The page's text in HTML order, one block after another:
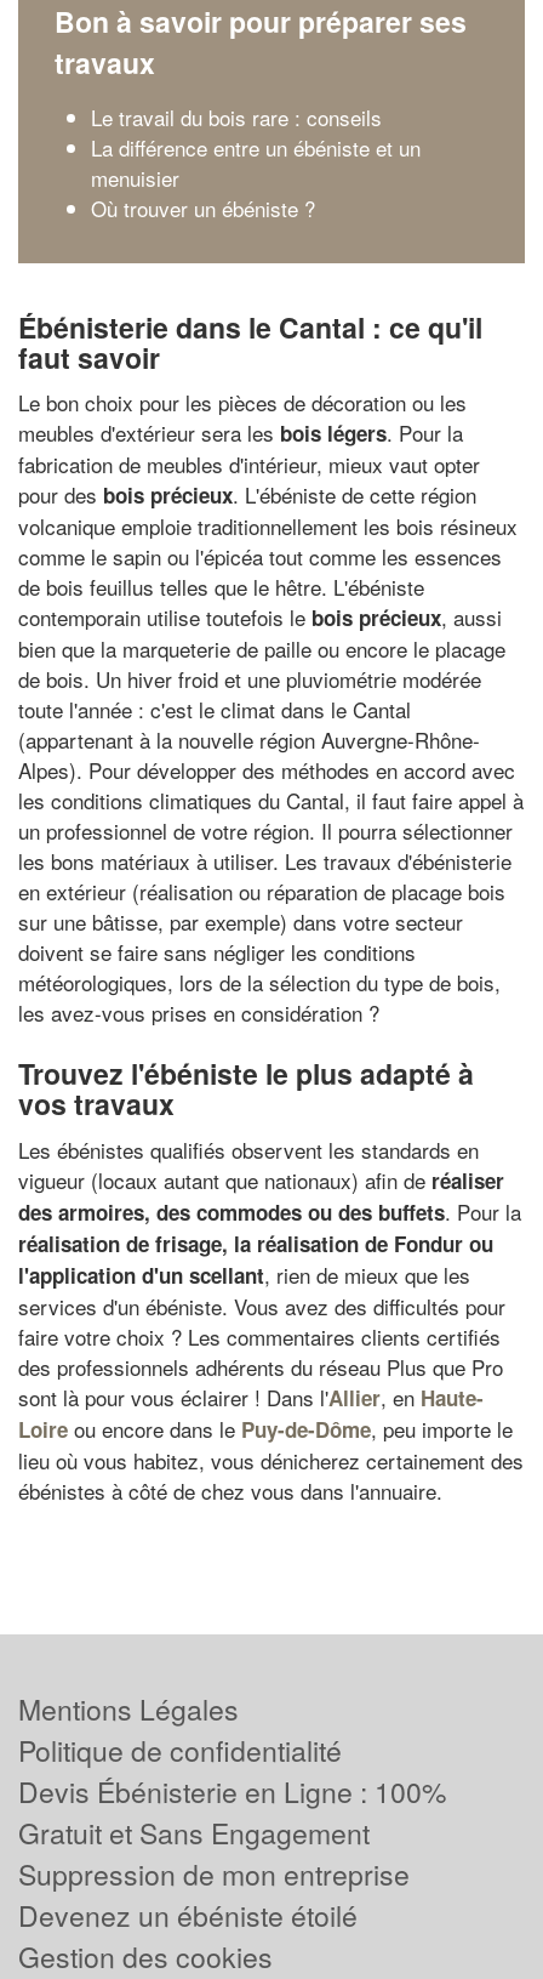
Bon à savoir pour préparer ses
travaux
Le travail du bois rare : conseils
La différence entre un ébéniste et un
menuisier
Où trouver un ébéniste ?
Ébénisterie dans le Cantal : ce qu'il
faut savoir
Le bon choix pour les pièces de décoration ou les
meubles d'extérieur sera les bois légers. Pour la
fabrication de meubles d'intérieur, mieux vaut opter
pour des bois précieux. L'ébéniste de cette région
volcanique emploie traditionnellement les bois résineux
comme le sapin ou l'épicéa tout comme les essences
de bois feuillus telles que le hêtre. L'ébéniste
contemporain utilise toutefois le bois précieux, aussi
bien que la marqueterie de paille ou encore le placage
de bois. Un hiver froid et une pluviométrie modérée
toute l'année : c'est le climat dans le Cantal
(appartenant à la nouvelle région Auvergne-Rhône-
Alpes). Pour développer des méthodes en accord avec
les conditions climatiques du Cantal, il faut faire appel à
un professionnel de votre région. Il pourra sélectionner
les bons matériaux à utiliser. Les travaux d'ébénisterie
en extérieur (réalisation ou réparation de placage bois
sur une bâtisse, par exemple) dans votre secteur
doivent se faire sans négliger les conditions
météorologiques, lors de la sélection du type de bois,
les avez-vous prises en considération ?
Trouvez l'ébéniste le plus adapté à
vos travaux
Les ébénistes qualifiés observent les standards en
vigueur (locaux autant que nationaux) afin de réaliser
des armoires, des commodes ou des buffets. Pour la
réalisation de frisage, la réalisation de Fondur ou
l'application d'un scellant, rien de mieux que les
services d'un ébéniste. Vous avez des difficultés pour
faire votre choix ? Les commentaires clients certifiés
des professionnels adhérents du réseau Plus que Pro
sont là pour vous éclairer ! Dans l'Allier, en Haute-
Loire ou encore dans le Puy-de-Dôme, peu importe le
lieu où vous habitez, vous dénicherez certainement des
ébénistes à côté de chez vous dans l'annuaire.
Mentions Légales
Politique de confidentialité
Devis Ébénisterie en Ligne : 100%
Gratuit et Sans Engagement
Suppression de mon entreprise
Devenez un ébéniste étoilé
Gestion des cookies